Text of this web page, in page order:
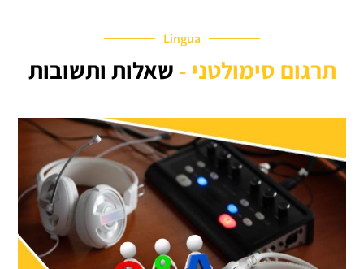
Lingua
תרגום סימולטני - שאלות ותשובות